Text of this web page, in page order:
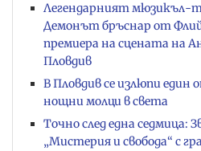
Легендарният мюзикъл-
Демонът бръснар от
премиера на сцената на
Пловдив
В Пловдив се излюпи
нощни молци в света
Точно след една седмица:
„Мистерия и свобода“ с